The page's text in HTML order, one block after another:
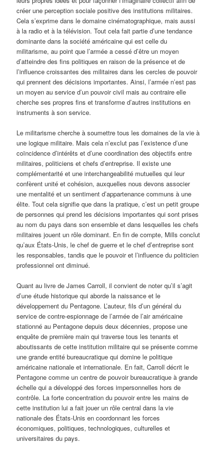
créer une perception sociale positive des institutions militaires.
Cela s’exprime dans le domaine cinématographique, mais aussi
à la radio et à la télévision. Tout cela fait partie d’une tendance
dominante dans la société américaine qui est celle du
militarisme, au point que l’armée a cessé d’être un moyen
d’atteindre des fins politiques en raison de la présence et de
l’influence croissantes des militaires dans les cercles de pouvoir
qui prennent des décisions importantes. Ainsi, l’armée n’est pas
un moyen au service d’un pouvoir civil mais au contraire elle
cherche ses propres fins et transforme d’autres institutions en
instruments à son service.
Le militarisme cherche à soumettre tous les domaines de la vie à
une logique militaire. Mais cela n’exclut pas l’existence d’une
coïncidence d’intérêts et d’une coordination des objectifs entre
militaires, politiciens et chefs d’entreprise. Il existe une
complémentarité et une interchangeabilité mutuelles qui leur
confèrent unité et cohésion, auxquelles nous devons associer
une mentalité et un sentiment d’appartenance communs à une
élite. Tout cela signifie que dans la pratique, c’est un petit groupe
de personnes qui prend les décisions importantes qui sont prises
au nom du pays dans son ensemble et dans lesquelles les chefs
militaires jouent un rôle dominant. En fin de compte, Mills conclut
qu’aux États-Unis, le chef de guerre et le chef d’entreprise sont
les responsables, tandis que le pouvoir et l’influence du politicien
professionnel ont diminué.
Quant au livre de James Carroll, il convient de noter qu’il s’agit
d’une étude historique qui aborde la naissance et le
développement du Pentagone. L’auteur, fils d’un général du
service de contre-espionnage de l’armée de l’air américaine
stationné au Pentagone depuis deux décennies, propose une
enquête de première main qui traverse tous les tenants et
aboutissants de cette institution militaire qui se présente comme
une grande entité bureaucratique qui domine le politique
américaine nationale et internationale. En fait, Carroll décrit le
Pentagone comme un centre de pouvoir bureaucratique à grande
échelle qui a développé des forces impersonnelles hors de
contrôle. La forte concentration du pouvoir entre les mains de
cette institution lui a fait jouer un rôle central dans la vie
nationale des États-Unis en coordonnant les forces
économiques, politiques, technologiques, culturelles et
universitaires du pays.